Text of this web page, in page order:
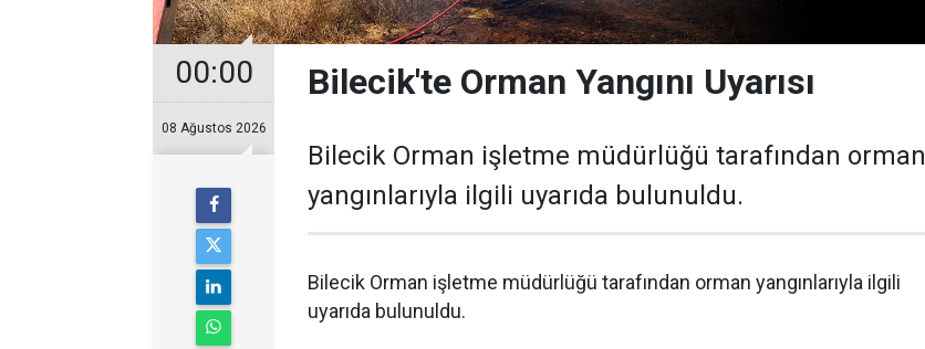
00:00
08 Ağustos 2026
Bilecik'te Orman Yangını Uyarısı
Bilecik Orman işletme müdürlüğü tarafından orman
yangınlarıyla ilgili uyarıda bulunuldu.
Bilecik Orman işletme müdürlüğü tarafından orman yangınlarıyla ilgili
uyarıda bulunuldu.